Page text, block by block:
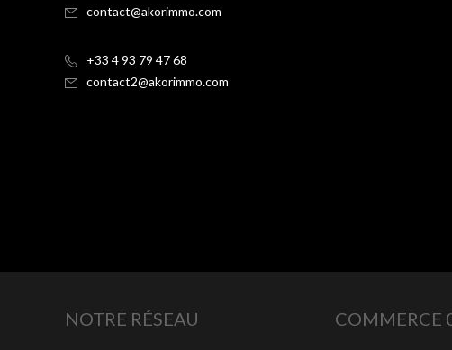
contact@akorimmo.com
+33 4 93 79 47 68
contact2@akorimmo.com
NOTRE RÉSEAU COMMERCE